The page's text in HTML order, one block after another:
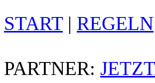
START| REGELN
PARTNER: